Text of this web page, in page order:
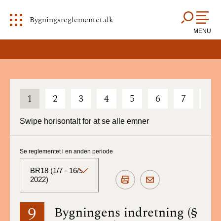
Bygningsreglementet.dk
MENU
1 2 3 4 5 6 7
Swipe horisontalt for at se alle emner
9 Bygningens indretning (§
Se reglementet i en anden periode
BR18 (1/7 - 16/9
2022)
BR18 (Aktuelt)